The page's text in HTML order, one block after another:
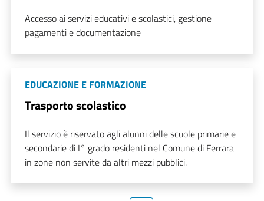
Accesso ai servizi educativi e scolastici, gestione
pagamenti e documentazione
EDUCAZIONE E FORMAZIONE
Trasporto scolastico
Il servizio è riservato agli alunni delle scuole primarie e
secondarie di I° grado residenti nel Comune di Ferrara
in zone non servite da altri mezzi pubblici.